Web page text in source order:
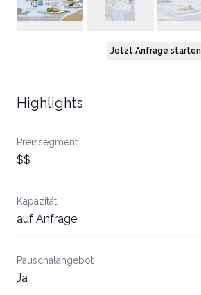
Jetzt Anfrage starten
Highlights
Preissegment
$$
Kapazität
auf Anfrage
Pauschalangebot
Ja